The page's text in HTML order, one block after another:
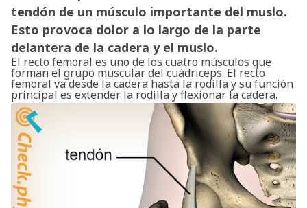
tendón de un músculo importante del muslo.
Esto provoca dolor a lo largo de la parte
delantera de la cadera y el muslo.
El recto femoral es uno de los cuatro músculos que
forman el grupo muscular del cuádriceps. El recto
femoral va desde la cadera hasta la rodilla y su función
principal es extender la rodilla y flexionar la cadera.